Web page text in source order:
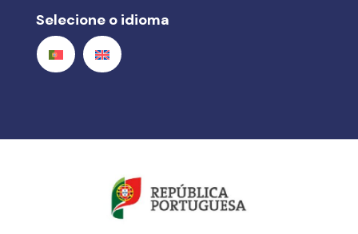
Selecione o idioma